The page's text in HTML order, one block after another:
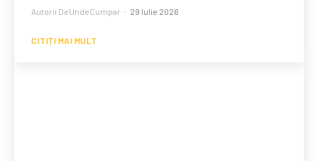
Autorii DeUndeCumpar - 29 Iulie 2026
CITIȚI MAI MULT